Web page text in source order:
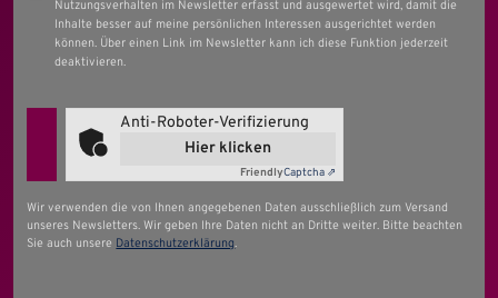
Nutzungsverhalten im Newsletter erfasst und ausgewertet wird, damit die
Inhalte besser auf meine persönlichen Interessen ausgerichtet werden
können. Über einen Link im Newsletter kann ich diese Funktion jederzeit
deaktivieren.
Anti-Roboter-Verifizierung
Hier klicken
FriendlyCaptcha ⇗
Wir verwenden die von Ihnen angegebenen Daten ausschließlich zum Versand
unseres Newsletters. Wir geben Ihre Daten nicht an Dritte weiter. Bitte beachten
Sie auch unsere Datenschutzerklärung.